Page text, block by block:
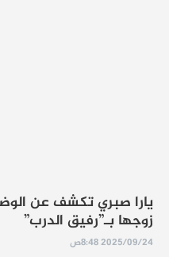
يارا صبري تكشف عن
زوجها بـ”رفيق الدرب”
2025/09/24 8:48ص